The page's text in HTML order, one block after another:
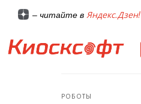
– читайте в Яндекс.Дзен!
РОБОТЫ